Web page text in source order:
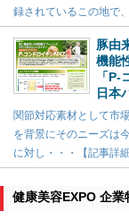
録されているこの地で
豚由
機能
「P-
日本
関節対応素材として市
を背景にそのニーズは
に対し・・・【記事詳細
健康美容EXPO 企業